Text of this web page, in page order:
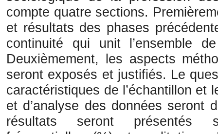
compte quatre sections.
et résultats des phases
continuité qui unit l’ensemble
Deuxièmement, les aspects
seront exposés et justifiés. Le
caractéristiques de l’échantillon et
et d’analyse des données seront
résultats seront présentés